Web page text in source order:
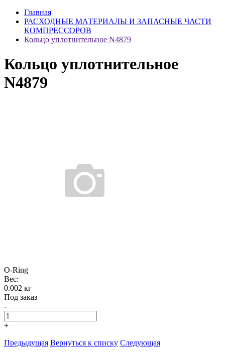
Главная
РАСХОДНЫЕ МАТЕРИАЛЫ И ЗАПАСНЫЕ ЧАСТИ
КОМПРЕССОРОВ
Кольцо уплотнительное N4879
Кольцо уплотнительное
N4879
O-Ring
Вес:
0.002 кг
Под заказ
-
+
Предыдущая Вернуться к списку Следующая